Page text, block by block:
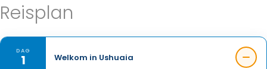
Reisplan
DAG
1 Welkom in Ushuaia